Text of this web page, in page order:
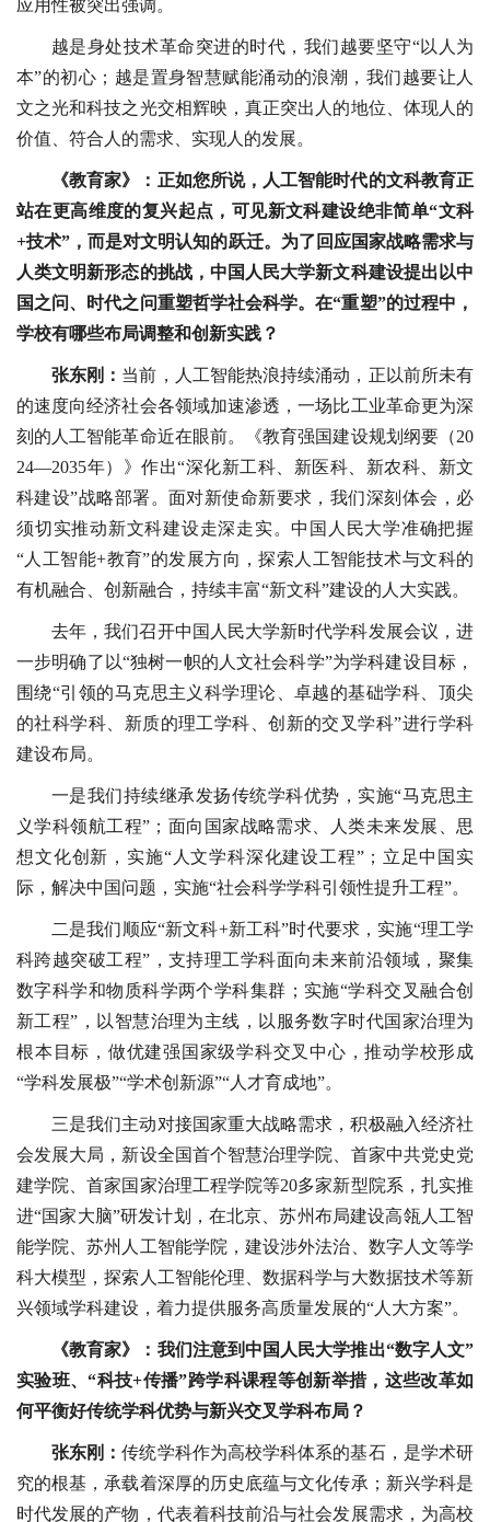
应用性被突出强调。
越是身处技术革命突进的时代，我们越要坚守“以人为
本”的初心；越是置身智慧赋能涌动的浪潮，我们越要让人
文之光和科技之光交相辉映，真正突出人的地位、体现人的
价值、符合人的需求、实现人的发展。
《教育家》：正如您所说，人工智能时代的文科教育正
站在更高维度的复兴起点，可见新文科建设绝非简单“文科
+技术”，而是对文明认知的跃迁。为了回应国家战略需求与
人类文明新形态的挑战，中国人民大学新文科建设提出以中
国之问、时代之问重塑哲学社会科学。在“重塑”的过程中，
学校有哪些布局调整和创新实践？
张东刚： 当前，人工智能热浪持续涌动，正以前所未有
的速度向经济社会各领域加速渗透，一场比工业革命更为深
刻的人工智能革命近在眼前。《教育强国建设规划纲要（20
24—2035年）》作出“深化新工科、新医科、新农科、新文
科建设”战略部署。面对新使命新要求，我们深刻体会，必
须切实推动新文科建设走深走实。中国人民大学准确把握
“人工智能+教育”的发展方向，探索人工智能技术与文科的
有机融合、创新融合，持续丰富“新文科”建设的人大实践。
去年，我们召开中国人民大学新时代学科发展会议，进
一步明确了以“独树一帜的人文社会科学”为学科建设目标，
围绕“引领的马克思主义科学理论、卓越的基础学科、顶尖
的社科学科、新质的理工学科、创新的交叉学科”进行学科
建设布局。
一是我们持续继承发扬传统学科优势，实施“马克思主
义学科领航工程”；面向国家战略需求、人类未来发展、思
想文化创新，实施“人文学科深化建设工程”；立足中国实
际，解决中国问题，实施“社会科学学科引领性提升工程”。
二是我们顺应“新文科+新工科”时代要求，实施“理工学
科跨越突破工程”，支持理工学科面向未来前沿领域，聚集
数字科学和物质科学两个学科集群；实施“学科交叉融合创
新工程”，以智慧治理为主线，以服务数字时代国家治理为
根本目标，做优建强国家级学科交叉中心，推动学校形成
“学科发展极”“学术创新源”“人才育成地”。
三是我们主动对接国家重大战略需求，积极融入经济社
会发展大局，新设全国首个智慧治理学院、首家中共党史党
建学院、首家国家治理工程学院等20多家新型院系，扎实推
进“国家大脑”研发计划，在北京、苏州布局建设高瓴人工智
能学院、苏州人工智能学院，建设涉外法治、数字人文等学
科大模型，探索人工智能伦理、数据科学与大数据技术等新
兴领域学科建设，着力提供服务高质量发展的“人大方案”。
《教育家》：我们注意到中国人民大学推出“数字人文”
实验班、“科技+传播”跨学科课程等创新举措，这些改革如
何平衡好传统学科优势与新兴交叉学科布局？
张东刚：传统学科作为高校学科体系的基石，是学术研
究的根基，承载着深厚的历史底蕴与文化传承；新兴学科是
时代发展的产物，代表着科技前沿与社会发展需求，为高校